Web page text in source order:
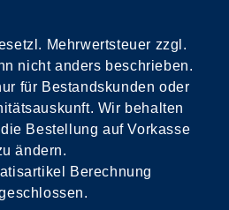
Mehrwertsteuer zzgl.
nicht anders beschrieben.
für Bestandskunden oder
Wir behalten
Bestellung auf Vorkasse
ändern.
Berechnung